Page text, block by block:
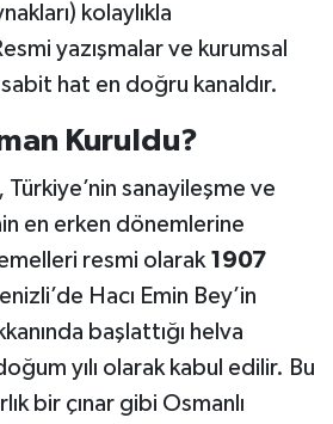
kolaylıkla
yazışmalar ve kurumsal
hat en doğru kanaldır.
Kuruldu?
Türkiye’nin sanayileşme ve
en erken dönemlerine
resmi olarak 1907
Hacı Emin Bey’in
başlattığı helva
yılı olarak kabul edilir. Bu
bir çınar gibi Osmanlı